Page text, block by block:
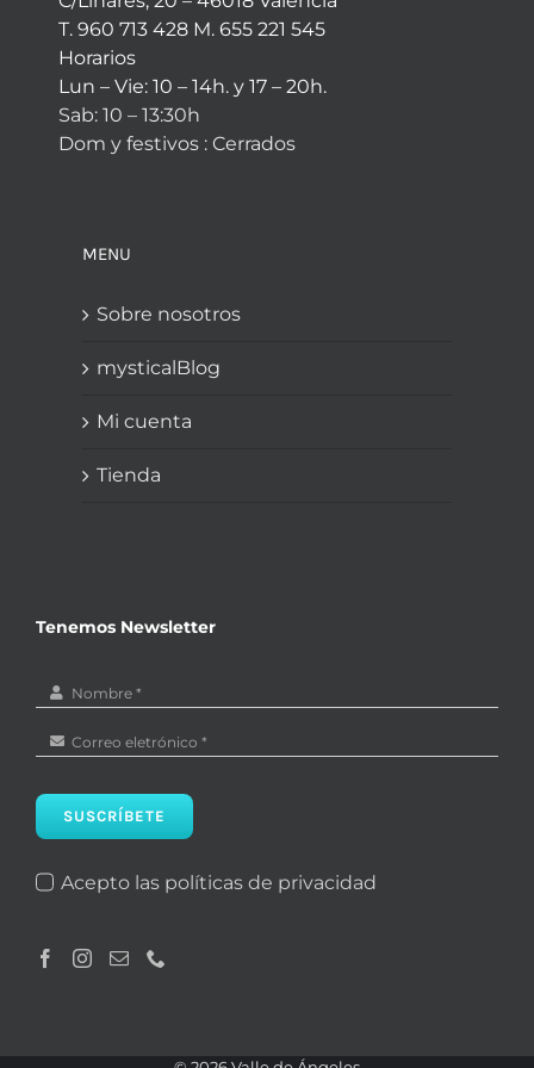
T. 960 713 428 M. 655 221 545
Horarios
Lun – Vie: 10 – 14h. y 17 – 20h.
Sab: 10 – 13:30h
Dom y festivos : Cerrados
MENU
Sobre nosotros
mysticalBlog
Mi cuenta
Tienda
Tenemos Newsletter
SUSCRÍBETE
Acepto las políticas de privacidad